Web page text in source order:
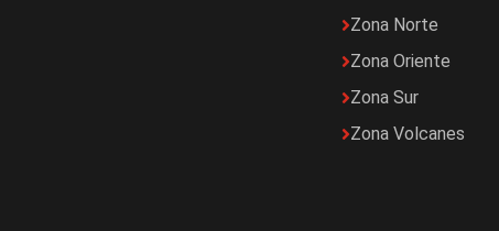
Zona Norte
Zona Oriente
Zona Sur
Zona Volcanes